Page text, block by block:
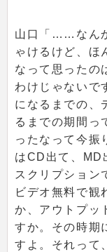
山口「……なん
ゃけるけど、ほ
なって思った
わけじゃないで
になるまでの、
るまでの期間っ
ったなって今振
はCD出て、MD
スクリプション
ビデオ無料で
か、アウトプッ
すか。その時期
すよ。それって